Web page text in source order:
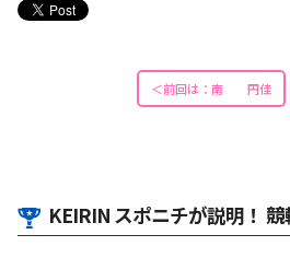
＜前回は：南 円佳
KEIRIN スポニチが説明！